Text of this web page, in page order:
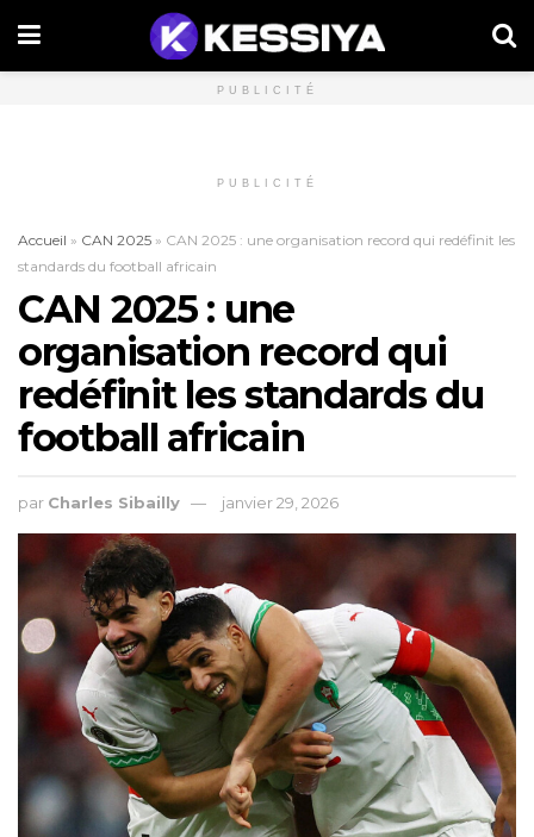
PUBLICITÉ
PUBLICITÉ
Accueil » CAN 2025 » CAN 2025 : une organisation record qui redéfinit les
standards du football africain
CAN 2025 : une
organisation record qui
redéfinit les standards du
football africain
par Charles Sibailly janvier 29, 2026